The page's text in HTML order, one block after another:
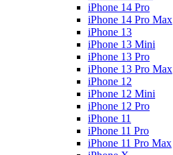
iPhone 14 Pro
iPhone 14 Pro Max
iPhone 13
iPhone 13 Mini
iPhone 13 Pro
iPhone 13 Pro Max
iPhone 12
iPhone 12 Mini
iPhone 12 Pro
iPhone 11
iPhone 11 Pro
iPhone 11 Pro Max